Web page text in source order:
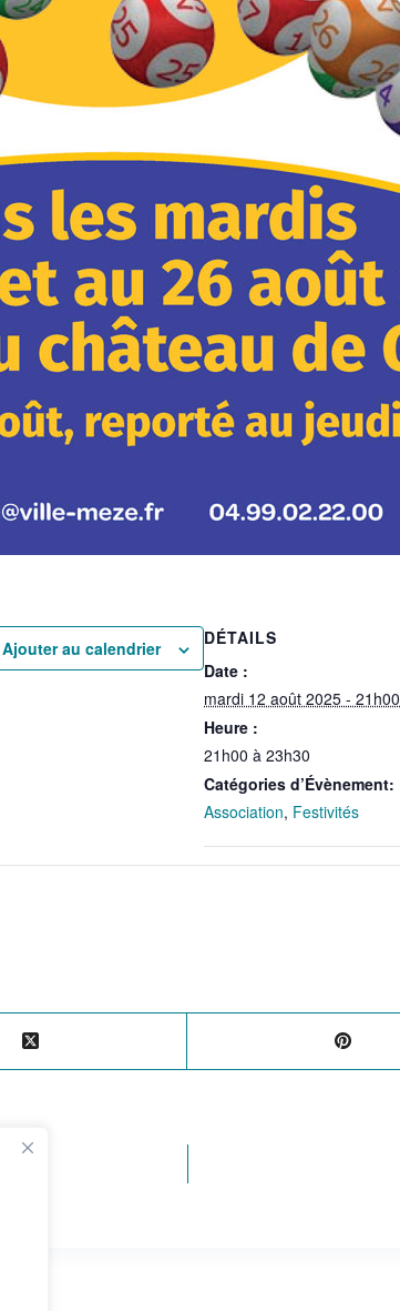
Ajouter au calendrier
DÉTAILS
Date :
mardi 12 août 2025 - 21h00
Heure :
21h00 à 23h30
Catégories d’Évènement:
Association, Festivités